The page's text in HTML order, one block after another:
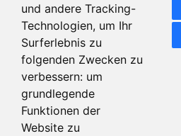
und andere Tracking-
Technologien, um Ihr
Surferlebnis zu
folgenden Zwecken zu
verbessern: um
grundlegende
Funktionen der
Website zu